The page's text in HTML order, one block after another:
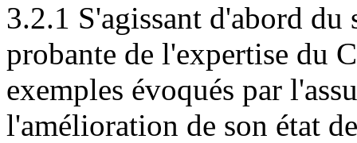
3.2.1 S'agissant d'abord
probante de l'expertise du
exemples évoqués par
l'amélioration de son état